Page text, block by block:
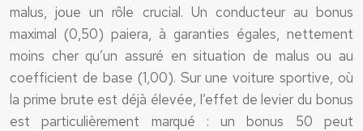
malus, joue un rôle crucial. Un conducteur au bonus
maximal (0,50) paiera, à garanties égales, nettement
moins cher qu’un assuré en situation de malus ou au
coefficient de base (1,00). Sur une voiture sportive, où
la prime brute est déjà élevée, l’effet de levier du bonus
est particulièrement marqué : un bonus 50 peut